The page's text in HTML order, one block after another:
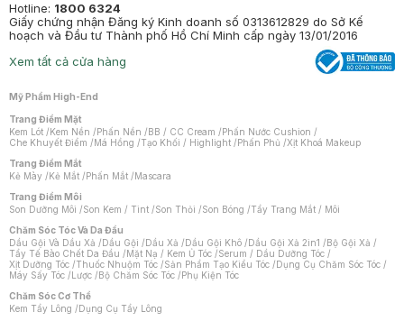
Hotline: 1800 6324
Giấy chứng nhận Đăng ký Kinh doanh số 0313612829 do Sở Kế
hoạch và Đầu tư Thành phố Hồ Chí Minh cấp ngày 13/01/2016
Xem tất cả cửa hàng
Mỹ Phẩm High-End
Trang Điểm Mặt
Kem Lót /Kem Nền /Phấn Nền /BB / CC Cream /Phấn Nước Cushion /
Che Khuyết Điểm /Má Hồng /Tạo Khối / Highlight /Phấn Phủ /Xịt Khoá Makeup
Trang Điểm Mắt
Kẻ Mày /Kẻ Mắt /Phấn Mắt /Mascara
Trang Điểm Môi
Son Dưỡng Môi /Son Kem / Tint /Son Thỏi /Son Bóng /Tẩy Trang Mắt / Môi
Chăm Sóc Tóc Và Da Đầu
Dầu Gội Và Dầu Xả /Dầu Gội /Dầu Xả /Dầu Gội Khô /Dầu Gội Xả 2in1 /Bộ Gội Xả /
Tẩy Tế Bào Chết Da Đầu /Mặt Nạ / Kem Ủ Tóc /Serum / Dầu Dưỡng Tóc /
Xịt Dưỡng Tóc /Thuốc Nhuộm Tóc /Sản Phẩm Tạo Kiểu Tóc /Dụng Cụ Chăm Sóc Tóc /
Máy Sấy Tóc /Lược /Bộ Chăm Sóc Tóc /Phụ Kiện Tóc
Chăm Sóc Cơ Thể
Kem Tẩy Lông /Dụng Cụ Tẩy Lông